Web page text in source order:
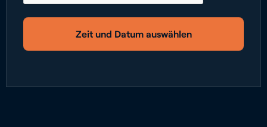
Zeit und Datum auswählen